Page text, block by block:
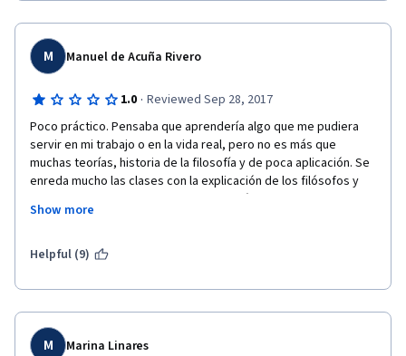
bibliotecarios
M Manuel de Acuña Rivero
1.0 · Reviewed Sep 28, 2017
Poco práctico. Pensaba que aprendería algo que me pudiera
servir en mi trabajo o en la vida real, pero no es más que
muchas teorías, historia de la filosofía y de poca aplicación. Se
enreda mucho las clases con la explicación de los filósofos y
muy poco en aplicaciones directas o prácticas.
Show more
Helpful (9)
M Marina Linares